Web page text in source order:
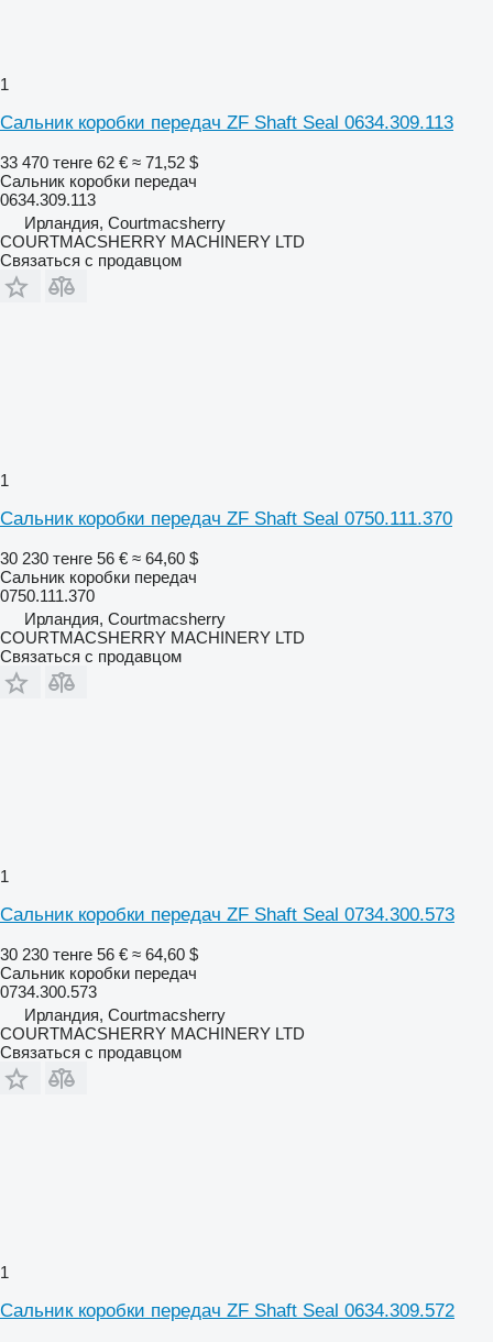
1
Сальник коробки передач ZF Shaft Seal 0634.309.113
33 470 тенге 62 € ≈ 71,52 $
Сальник коробки передач
0634.309.113
Ирландия, Courtmacsherry
COURTMACSHERRY MACHINERY LTD
Связаться с продавцом
1
Сальник коробки передач ZF Shaft Seal 0750.111.370
30 230 тенге 56 € ≈ 64,60 $
Сальник коробки передач
0750.111.370
Ирландия, Courtmacsherry
COURTMACSHERRY MACHINERY LTD
Связаться с продавцом
1
Сальник коробки передач ZF Shaft Seal 0734.300.573
30 230 тенге 56 € ≈ 64,60 $
Сальник коробки передач
0734.300.573
Ирландия, Courtmacsherry
COURTMACSHERRY MACHINERY LTD
Связаться с продавцом
1
Сальник коробки передач ZF Shaft Seal 0634.309.572